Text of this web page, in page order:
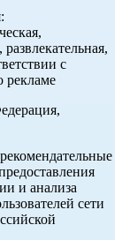
с
рекламе
и анализа
сети